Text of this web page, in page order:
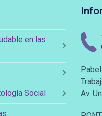
en las
Social
Av.